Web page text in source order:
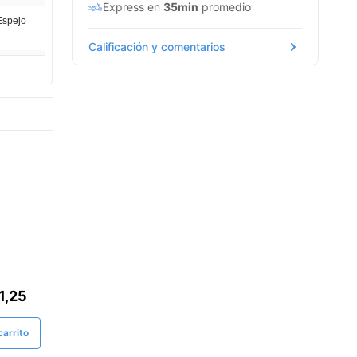
- 15% Dcto. 1era Compra
Express en 35min promedio
Calificación y comentarios